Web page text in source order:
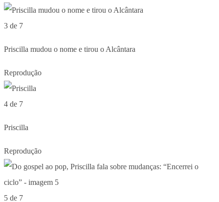
3 de 7
Priscilla mudou o nome e tirou o Alcântara
Reprodução
4 de 7
Priscilla
Reprodução
5 de 7